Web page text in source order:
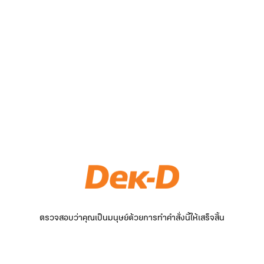
ตรวจสอบว่าคุณเป็นมนุษย์ด้วยการทำคำสั่งนี้ให้เสร็จสิ้น